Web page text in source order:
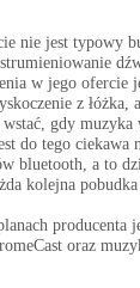
nie jest typowy
w jego ofercie
z łóżka,
gdy muzyka
do tego ciekawa
bluetooth, a to
kolejna pobudka
producenta
oraz